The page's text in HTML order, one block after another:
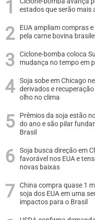
estados que serão mais
EUA ampliam compras
pela carne bovina
Ciclone-bomba coloca
mudança no tempo em
Soja sobe em Chicago
derivados e
olho no clima
Prêmios da soja estão
do ano e são pilar
Brasil
Soja busca direção em
favorável nos EUA e
novas baixas
China compra quase 1
soja dos EUA em uma
impactos para o Brasil